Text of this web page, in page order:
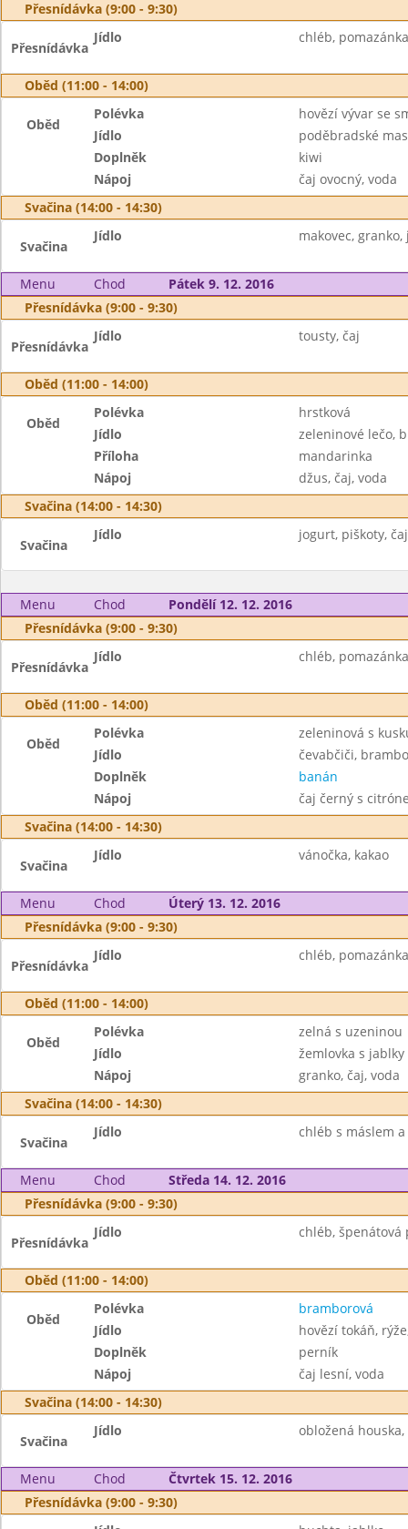
Přesnídávka (9:00 - 9:30)
Přesnídávka
Jídlo chléb,
Oběd (11:00 - 14:00)
Oběd
Polévka
hovězí vývar se
Jídlo
poděbradské
Doplněk
kiwi
Nápoj
čaj ovocný, voda
Svačina (14:00 - 14:30)
Svačina
Jídlo makovec, granko,
Menu Chod
Pátek 9. 12. 2016
Přesnídávka (9:00 - 9:30)
Přesnídávka
Jídlo tousty, čaj
Oběd (11:00 - 14:00)
Oběd
Polévka
hrstková
Jídlo
zeleninové lečo,
Příloha
mandarinka
Nápoj
džus, čaj, voda
Svačina (14:00 - 14:30)
Svačina
Jídlo jogurt, piškoty,
Menu Chod
Pondělí 12. 12. 2016
Přesnídávka (9:00 - 9:30)
Přesnídávka
Jídlo chléb,
Oběd (11:00 - 14:00)
Oběd
Polévka
zeleninová s
Jídlo
čevabčiči,
Doplněk
banán
Nápoj
čaj černý s
Svačina (14:00 - 14:30)
Svačina
Jídlo vánočka, kakao
Menu Chod
Úterý 13. 12. 2016
Přesnídávka (9:00 - 9:30)
Přesnídávka
Jídlo chléb,
Oběd (11:00 - 14:00)
Oběd
Polévka
zelná s uzeninou
Jídlo
žemlovka s
Nápoj
granko, čaj, voda
Svačina (14:00 - 14:30)
Svačina
Jídlo chléb s máslem
Menu Chod
Středa 14. 12. 2016
Přesnídávka (9:00 - 9:30)
Přesnídávka
Jídlo chléb, špenátová
Oběd (11:00 - 14:00)
Oběd
Polévka
bramborová
Jídlo
hovězí tokáň,
Doplněk
perník
Nápoj
čaj lesní, voda
Svačina (14:00 - 14:30)
Svačina
Jídlo obložená houska,
Menu Chod
Čtvrtek 15. 12. 2016
Přesnídávka (9:00 - 9:30)